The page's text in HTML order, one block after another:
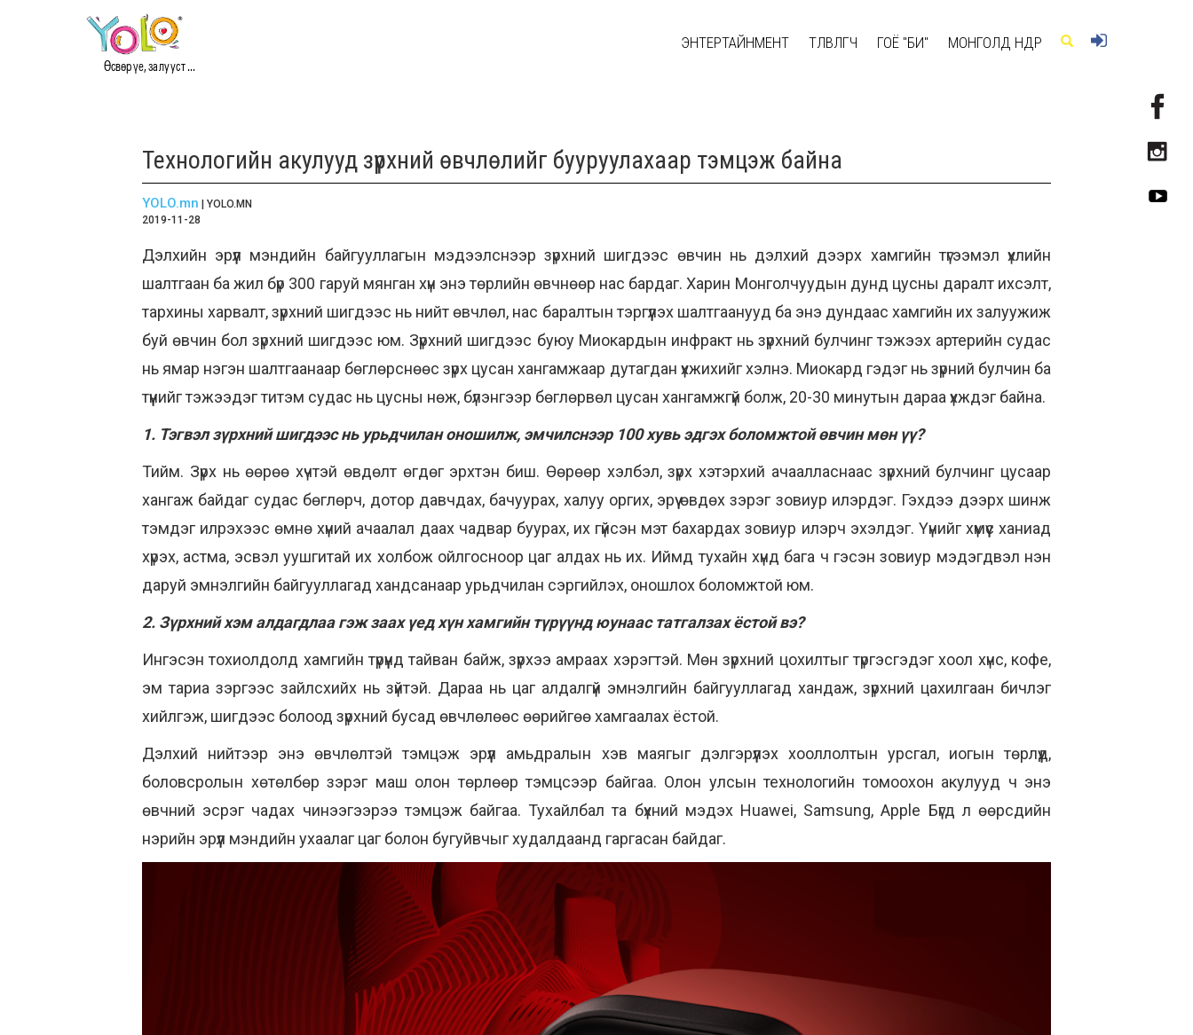
Өсвөр үе, залууст ...
ЭНТЕРТАЙНМЕНТ ТӨЛӨВЛӨГЧ ГОЁ "БИ" МОНГОЛД ӨНӨӨДӨР
Технологийн акулууд зүрхний өвчлөлийг бууруулахаар тэмцэж байна
YOLO.mn | YOLO.MN
2019-11-28
Дэлхийн эрүүл мэндийн байгууллагын мэдээлснээр зүрхний шигдээс өвчин нь дэлхий дээрх хамгийн түгээмэл үхлийн
шалтгаан ба жил бүр 300 гаруй мянган хүн энэ төрлийн өвчнөөр нас бардаг. Харин Монголчуудын дунд цусны даралт ихсэлт,
тархины харвалт, зүрхний шигдээс нь нийт өвчлөл, нас баралтын тэргүүлэх шалтгаанууд ба энэ дундаас хамгийн их залуужиж
буй өвчин бол зүрхний шигдээс юм. Зүрхний шигдээс буюу Миокардын инфракт нь зүрхний булчинг тэжээх артерийн судас
нь ямар нэгэн шалтгаанаар бөглөрснөөс зүрх цусан хангамжаар дутагдан үхжихийг хэлнэ. Миокард гэдэг нь зүрний булчин ба
түүнийг тэжээдэг титэм судас нь цусны нөж, бүлэнгээр бөглөрвөл цусан хангамжгүй болж, 20-30 минутын дараа үхждэг байна.
1. Тэгвэл зүрхний шигдээс нь урьдчилан оношилж, эмчилснээр 100 хувь эдгэх боломжтой өвчин мөн үү?
Тийм. Зүрх нь өөрөө хүчтэй өвдөлт өгдөг эрхтэн биш. Өөрөөр хэлбэл, зүрх хэтэрхий ачаалласнаас зүрхний булчинг цусаар
хангаж байдаг судас бөглөрч, дотор давчдах, бачуурах, халуу оргих, эрүү өвдөх зэрэг зовиур илэрдэг. Гэхдээ дээрх шинж
тэмдэг илрэхээс өмнө хүний ачаалал даах чадвар буурах, их гүйсэн мэт бахардах зовиур илэрч эхэлдэг. Үүнийг хүмүүс ханиад
хүрэх, астма, эсвэл уушгитай их холбож ойлгосноор цаг алдах нь их. Иймд тухайн хүнд бага ч гэсэн зовиур мэдэгдвэл нэн
даруй эмнэлгийн байгууллагад хандсанаар урьдчилан сэргийлэх, оношлох боломжтой юм.
2. Зүрхний хэм алдагдлаа гэж заах үед хүн хамгийн түрүүнд юунаас татгалзах ёстой вэ?
Ингэсэн тохиолдолд хамгийн түрүүнд тайван байж, зүрхээ амраах хэрэгтэй. Мөн зүрхний цохилтыг түргэсгэдэг хоол хүнс, кофе,
эм тариа зэргээс зайлсхийх нь зүйтэй. Дараа нь цаг алдалгүй эмнэлгийн байгууллагад хандаж, зүрхний цахилгаан бичлэг
хийлгэж, шигдээс болоод зүрхний бусад өвчлөлөөс өөрийгөө хамгаалах ёстой.
Дэлхий нийтээр энэ өвчлөлтэй тэмцэж эрүүл амьдралын хэв маягыг дэлгэрүүлэх хооллолтын урсгал, иогын төрлүүд,
боловсролын хөтөлбөр зэрэг маш олон төрлөөр тэмцсээр байгаа. Олон улсын технологийн томоохон акулууд ч энэ
өвчний эсрэг чадах чинээгээрээ тэмцэж байгаа. Тухайлбал та бүхний мэдэх Huawei, Samsung, Apple Бүгд л өөрсдийн
нэрийн эрүүл мэндийн ухаалаг цаг болон бугуйвчыг худалдаанд гаргасан байдаг.